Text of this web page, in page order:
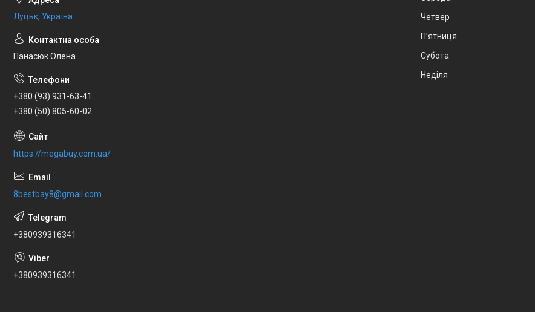
Луцьк, Україна
Панасюк Олена
+380 (93) 931-63-41
+380 (50) 805-60-02
https://megabuy.com.ua/
8bestbay8@gmail.com
+380939316341
+380939316341
Четвер
Пʼятниця
Субота
Неділя